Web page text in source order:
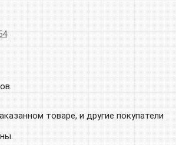
товаре, и другие покупатели